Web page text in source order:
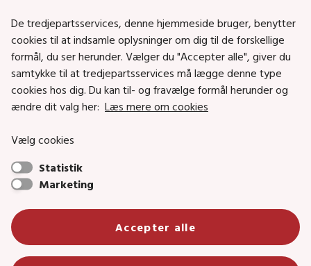
Social- og Boligministeriet
Job i Social- og Boligstyrelsen
Puljer og tilskud
Nyhedsbreve
Social- og Boligstyrelsens nyheder som RSS feed
Social- og Boligstyrelsen • Tlf.: 72 42 37 00 •
sikkermail• EAN-nr.: 5798000354838 • CVR-nr.:
26144698
Primær adresse og reception: Lerchesgade 35, 5, 5000 Odense C •
De tredjepartsservices, denne hjemmeside bruger, benytter
cookies til at indsamle oplysninger om dig til de forskellige
formål, du ser herunder. Vælger du "Accepter alle", giver du
samtykke til at tredjepartsservices må lægge denne type
cookies hos dig. Du kan til- og fravælge formål herunder og
ændre dit valg her: Læs mere om cookies
Vælg cookies
Statistik
Marketing
Accepter alle